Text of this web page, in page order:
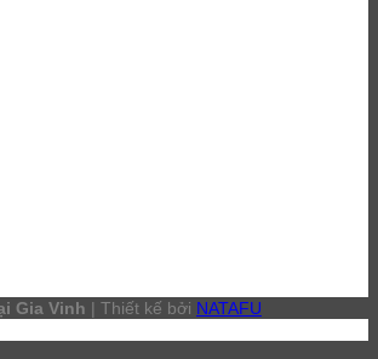
Gia Vinh | Thiết kế bởi NATAFU